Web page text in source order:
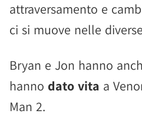
attraversamento e
ci si muove nelle
Bryan e Jon hanno
hanno dato vita a
Man 2.